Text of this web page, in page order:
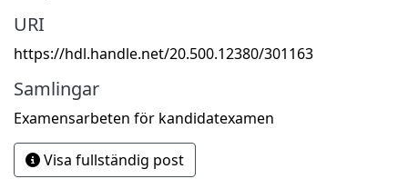
URI
https://hdl.handle.net/20.500.12380/301163
Samlingar
Examensarbeten för kandidatexamen
Visa fullständig post